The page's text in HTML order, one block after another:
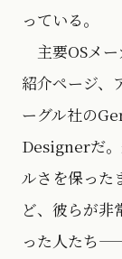
っている。
主要OSメ
紹介ページ
ーグル社の
Designerだ。
ルさを保った
ど、彼らが非
った人たち